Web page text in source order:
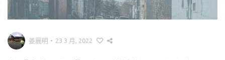
姜麗明 • 23 3 月, 2022